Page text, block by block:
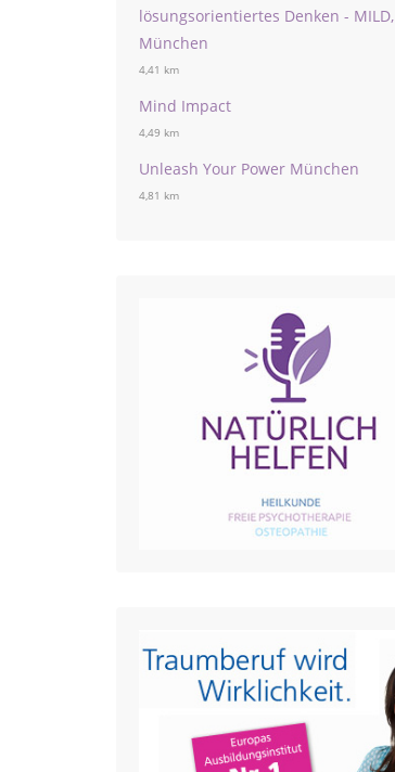
lösungsorientiertes Denken - MILD,
München
4,41 km
Mind Impact
4,49 km
Unleash Your Power München
4,81 km